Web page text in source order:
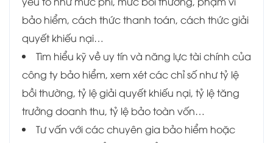
bảo hiểm, cách thức thanh toán, cách thức giải
quyết khiếu nại…
Tìm hiểu kỹ về uy tín và năng lực tài chính của
công ty bảo hiểm, xem xét các chỉ số như tỷ lệ
bồi thường, tỷ lệ giải quyết khiếu nại, tỷ lệ tăng
trưởng doanh thu, tỷ lệ bảo toàn vốn…
Tư vấn với các chuyên gia bảo hiểm hoặc